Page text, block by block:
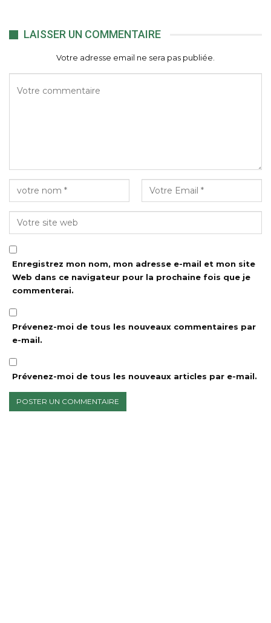
LAISSER UN COMMENTAIRE
Votre adresse email ne sera pas publiée.
Enregistrez mon nom, mon adresse e-mail et mon site
Web dans ce navigateur pour la prochaine fois que je
commenterai.
Prévenez-moi de tous les nouveaux commentaires par
e-mail.
Prévenez-moi de tous les nouveaux articles par e-mail.